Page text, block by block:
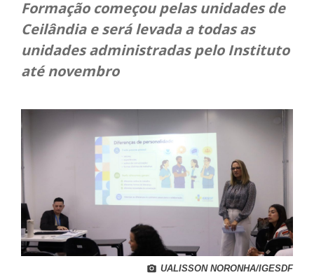
Formação começou pelas unidades de
Ceilândia e será levada a todas as
unidades administradas pelo Instituto
até novembro
UALISSON NORONHA/IGESDF